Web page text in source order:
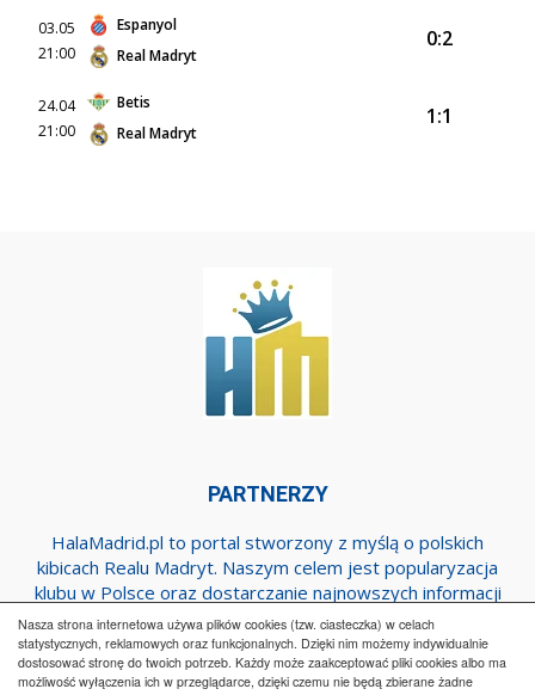
Nasza strona internetowa używa plików cookies (tzw. ciasteczka) w celach
statystycznych, reklamowych oraz funkcjonalnych. Dzięki nim możemy indywidualnie
dostosować stronę do twoich potrzeb. Każdy może zaakceptować pliki cookies albo ma
możliwość wyłączenia ich w przeglądarce, dzięki czemu nie będą zbierane żadne
03.05
21:00
Espanyol
Real Madryt
0:2
24.04
21:00
Betis
Real Madryt
1:1
PARTNERZY
HalaMadrid.pl to portal stworzony z myślą o polskich
kibicach Realu Madryt. Naszym celem jest popularyzacja
klubu w Polsce oraz dostarczanie najnowszych informacji
dotyczących zespołu z Estadio Santiago Bernabeu.
Regulamin Współpraca Reklama Polityka prywatności